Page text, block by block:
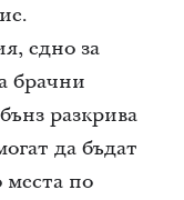
едно за
брачни
разкрива
да бъдат
места по